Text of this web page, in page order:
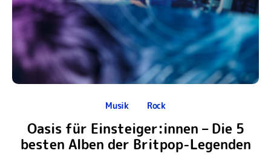
Musik Rock
Oasis für Einsteiger:innen – Die 5
besten Alben der Britpop-Legenden